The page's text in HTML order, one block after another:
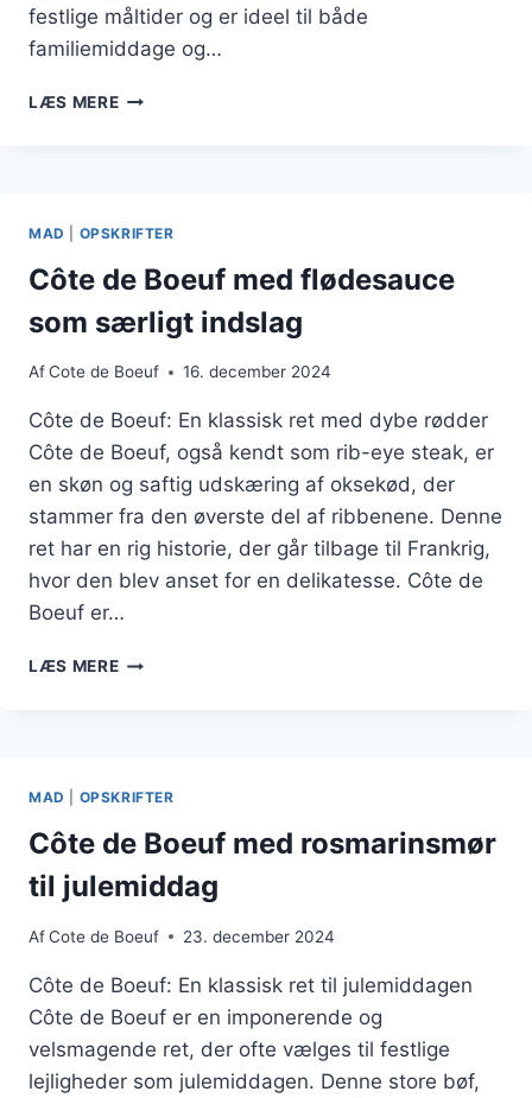
festlige måltider og er ideel til både
familiemiddage og…
LÆS MERECÔTE
MAD OPSKRIFTER
Côte de Boeuf med flødesauce
som særligt indslag
AfCote de Boeuf 16. december 2024
Côte de Boeuf: En klassisk ret med dybe rødder
Côte de Boeuf, også kendt som rib-eye steak, er
en skøn og saftig udskæring af oksekød, der
stammer fra den øverste del af ribbenene. Denne
ret har en rig historie, der går tilbage til Frankrig,
hvor den blev anset for en delikatesse. Côte de
Boeuf er…
LÆS MERECÔTE
INDSLAG
MAD OPSKRIFTER
Côte de Boeuf med rosmarinsmør
til julemiddag
AfCote de Boeuf 23. december 2024
Côte de Boeuf: En klassisk ret til julemiddagen
Côte de Boeuf er en imponerende og
velsmagende ret, der ofte vælges til festlige
lejligheder som julemiddagen. Denne store bøf,